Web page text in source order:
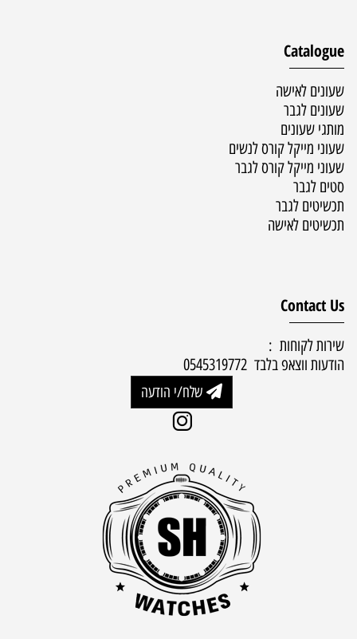
Catalogue
שעונים לאישה
שעונים לגבר
מותגי שעונים
שעוני מייקל קורס לנשים
שעוני מייקל קורס לגבר
סטים לגבר
תכשיטים לגבר
תכשיטים לאישה
Contact Us
שירות לקוחות :
הודעות ווצאפ בלבד 0545319772
שלח/י הודעה